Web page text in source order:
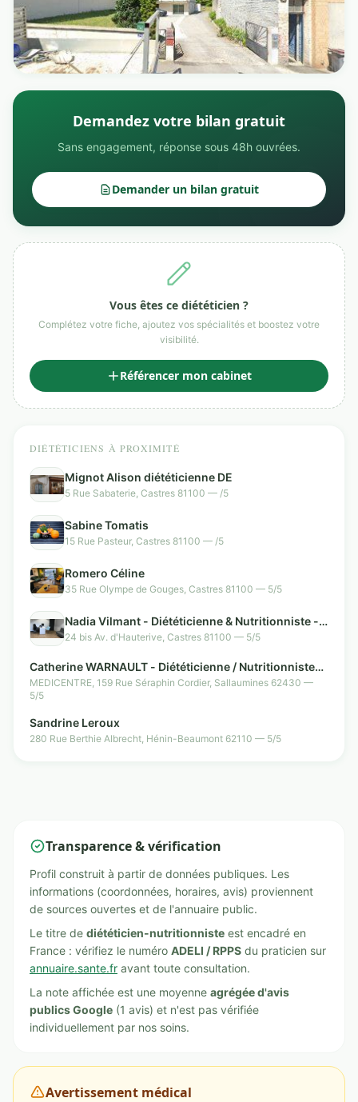
Demandez votre bilan gratuit
Sans engagement, réponse sous 48h ouvrées.
Demander un bilan gratuit
Vous êtes ce diététicien ?
Complétez votre fiche, ajoutez vos spécialités et boostez votre
visibilité.
Référencer mon cabinet
DIÉTÉTICIENS À PROXIMITÉ
Mignot Alison diététicienne DE
5 Rue Sabaterie, Castres 81100 — /5
Sabine Tomatis
15 Rue Pasteur, Castres 81100 — /5
Romero Céline
35 Rue Olympe de Gouges, Castres 81100 — 5/5
Nadia Vilmant - Diététicienne & Nutritionniste -
Castres
24 bis Av. d'Hauterive, Castres 81100 — 5/5
Catherine WARNAULT - Diététicienne / Nutritionniste
dîplomée à Sallaumines
MEDICENTRE, 159 Rue Séraphin Cordier, Sallaumines 62430 —
5/5
Sandrine Leroux
280 Rue Berthie Albrecht, Hénin-Beaumont 62110 — 5/5
Transparence & vérification
Profil construit à partir de données publiques. Les
informations (coordonnées, horaires, avis) proviennent
de sources ouvertes et de l'annuaire public.
Le titre de diététicien-nutritionniste est encadré en
France : vérifiez le numéro ADELI / RPPS du praticien sur
annuaire.sante.fr avant toute consultation.
La note affichée est une moyenne agrégée d'avis
publics Google (1 avis) et n'est pas vérifiée
individuellement par nos soins.
Avertissement médical